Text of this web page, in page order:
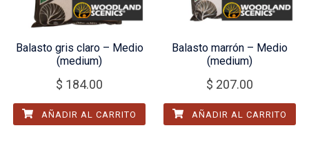
Balasto gris claro – Medio
(medium)
$ 184.00
AÑADIR AL CARRITO
Balasto marrón – Medio
(medium)
$ 207.00
AÑADIR AL CARRITO